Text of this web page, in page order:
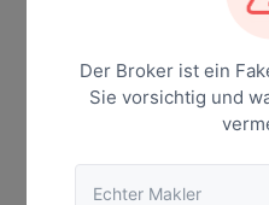
Der Broker ist ein
Sie vorsichtig und
Echter Makler